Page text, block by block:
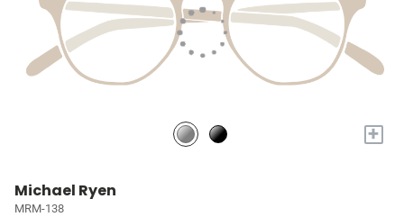
+
Michael Ryen
MRM-138